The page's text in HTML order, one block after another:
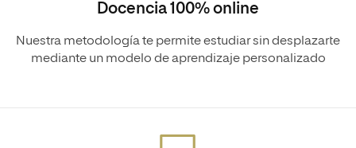
Docencia 100% online
Nuestra metodología te permite estudiar sin desplazarte
mediante un modelo de aprendizaje personalizado